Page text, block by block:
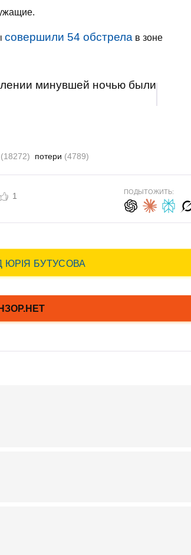
совершили 54 обстрела в зоне
минувшей ночью были
(18272) потери (4789)
1 ПОДЫТОЖИТЬ: